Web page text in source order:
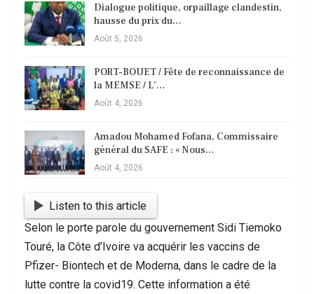
Dialogue politique, orpaillage clandestin,
hausse du prix du…
Août 5, 2026
PORT-BOUET / Fête de reconnaissance de
la MEMSE / L’…
Août 4, 2026
Amadou Mohamed Fofana, Commissaire
général du SAFE : « Nous…
Août 4, 2026
Listen to this article
Selon le porte parole du gouvernement Sidi Tiemoko
Touré, la Côte d’Ivoire va acquérir les vaccins de
Pfizer- Biontech et de Moderna, dans le cadre de la
lutte contre la covid19. Cette information a été